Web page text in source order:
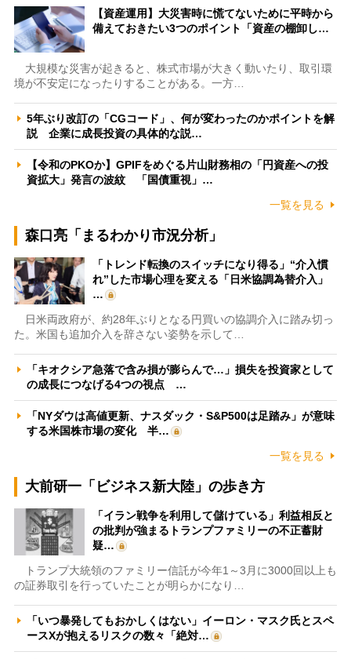
【資産運用】大災害時に慌てないために平時から
備えておきたい3つのポイント「資産の棚卸し…
大規模な災害が起きると、株式市場が大きく動いたり、取引環
境が不安定になったりすることがある。一方…
5年ぶり改訂の「CGコード」、何が変わったのかポイントを解
説 企業に成長投資の具体的な説…
【令和のPKOか】GPIFをめぐる片山財務相の「円資産への投
資拡大」発言の波紋 「国債重視」…
一覧を見る
森口亮「まるわかり市況分析」
「トレンド転換のスイッチになり得る」“介入慣
れ”した市場心理を変える「日米協調為替介入」
…
日米両政府が、約28年ぶりとなる円買いの協調介入に踏み切っ
た。米国も追加介入を辞さない姿勢を示して…
「キオクシア急落で含み損が膨らんで…」損失を投資家として
の成長につなげる4つの視点 …
「NYダウは高値更新、ナスダック・S&P500は足踏み」が意味
する米国株市場の変化 半…
一覧を見る
大前研一「ビジネス新大陸」の歩き方
「イラン戦争を利用して儲けている」利益相反と
の批判が強まるトランプファミリーの不正蓄財
疑…
トランプ大統領のファミリー信託が今年1～3月に3000回以上も
の証券取引を行っていたことが明らかになり…
「いつ暴発してもおかしくはない」イーロン・マスク氏とスペ
ースXが抱えるリスクの数々「絶対…